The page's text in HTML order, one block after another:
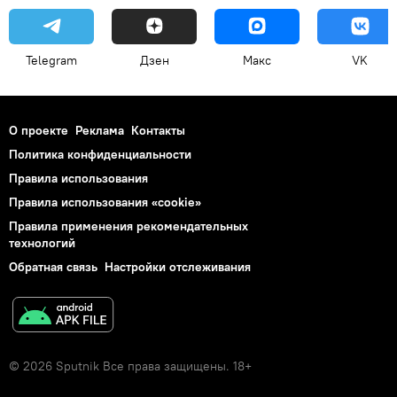
Telegram Дзен Макс VK
О проекте Реклама Контакты
Политика конфиденциальности
Правила использования
Правила использования «cookie»
Правила применения рекомендательных
технологий
Обратная связь Настройки отслеживания
© 2026 Sputnik Все права защищены. 18+